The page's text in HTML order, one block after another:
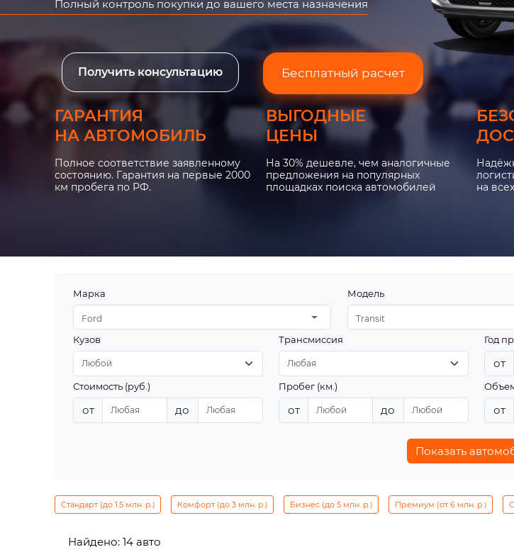
Полный контроль покупки до вашего места назначения
Получить консультацию Бесплатный расчет
ГАРАНТИЯ
НА АВТОМОБИЛЬ
Полное соответствие заявленному
состоянию. Гарантия на первые 2000
км пробега по РФ.
ВЫГОДНЫЕ
ЦЕНЫ
На 30% дешевле, чем аналогичные
предложения на популярных
площадках поиска автомобилей
на
Марка
Ford
Модель
Transit
Кузов Трансмиссия Год
от
Стоимость (руб.)
от до
Пробег (км.)
от до от
Показать
Стандарт (до 1.5 млн. р.) Комфорт (до 3 млн. р.) Бизнес (до 5 млн. р.) Премиум (от 6 млн. р.)
Найдено: 14 авто